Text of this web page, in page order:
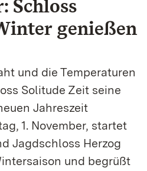
Schloss
genießen
und die Temperaturen
Solitude Zeit seine
Jahreszeit
1. November, startet
Jagdschloss Herzog
und begrüßt